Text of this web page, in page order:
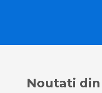
Noutati din